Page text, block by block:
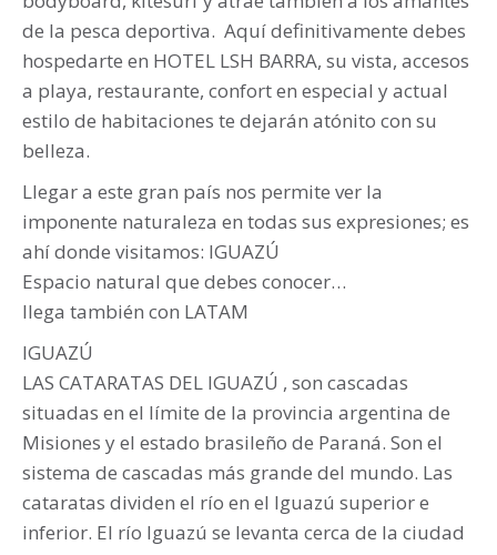
de la pesca deportiva. Aquí definitivamente debes
hospedarte en HOTEL LSH BARRA, su vista, accesos
a playa, restaurante, confort en especial y actual
estilo de habitaciones te dejarán atónito con su
belleza.
Llegar a este gran país nos permite ver la
imponente naturaleza en todas sus expresiones; es
ahí donde visitamos: IGUAZÚ
Espacio natural que debes conocer…
llega también con LATAM
IGUAZÚ
LAS CATARATAS DEL IGUAZÚ , son cascadas
situadas en el límite de la provincia argentina de
Misiones y el estado brasileño de Paraná. Son el
sistema de cascadas más grande del mundo. Las
cataratas dividen el río en el Iguazú superior e
inferior. El río Iguazú se levanta cerca de la ciudad